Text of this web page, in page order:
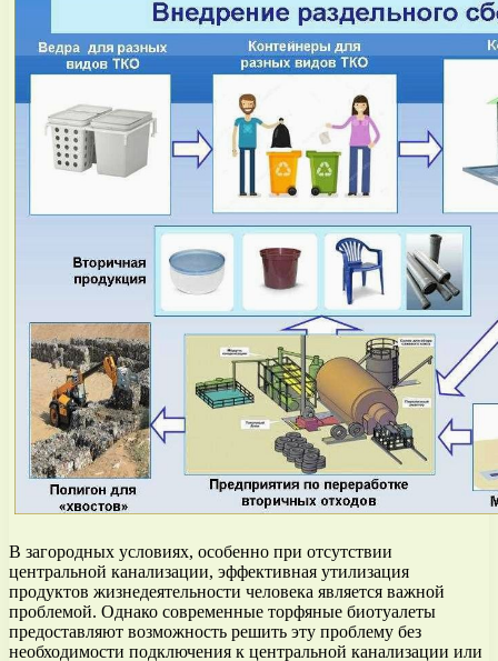
В загородных условиях, особенно при отсутствии
центральной канализации, эффективная утилизация
продуктов жизнедеятельности человека является важной
проблемой. Однако современные торфяные биотуалеты
предоставляют возможность решить эту проблему без
необходимости подключения к центральной канализации или